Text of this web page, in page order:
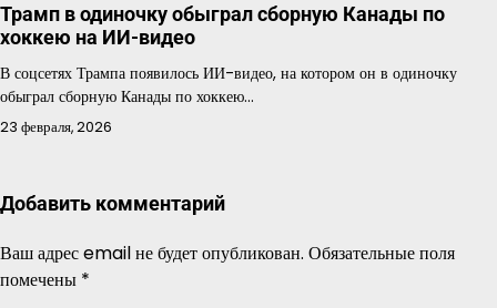
Трамп в одиночку обыграл сборную Канады по
хоккею на ИИ-видео
В соцсетях Трампа появилось ИИ-видео, на котором он в одиночку
обыграл сборную Канады по хоккею…
23 февраля, 2026
Добавить комментарий
Ваш адрес email не будет опубликован. Обязательные поля
помечены *